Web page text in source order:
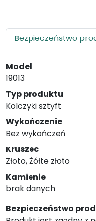
Bezpieczeństwo
Model
19013
Typ produktu
Kolczyki sztyft
Wykończenie
Bez wykończeń
Kruszec
Złoto, Żółte złoto
Kamienie
brak danych
Bezpieczeństwo